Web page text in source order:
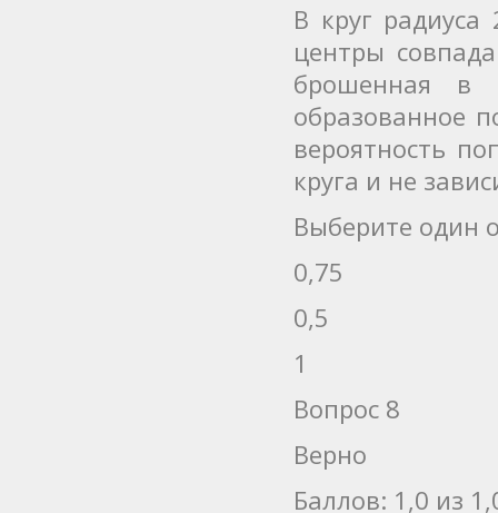
В круг
центры
брошенная в
образованное
вероятность
круга и не
Выберите один
0,75
0,5
1
Вопрос 8
Верно
Баллов: 1,0 из